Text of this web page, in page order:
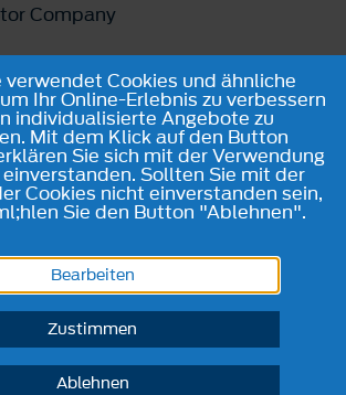
Company
verwendet Cookies und ähnliche
Ihr Online-Erlebnis zu verbessern
individualisierte Angebote zu
Mit dem Klick auf den Button
Sie sich mit der Verwendung
Sollten Sie mit der
Cookies nicht einverstanden sein,
Sie den Button "Ablehnen".
Bearbeiten
Zustimmen
Ablehnen